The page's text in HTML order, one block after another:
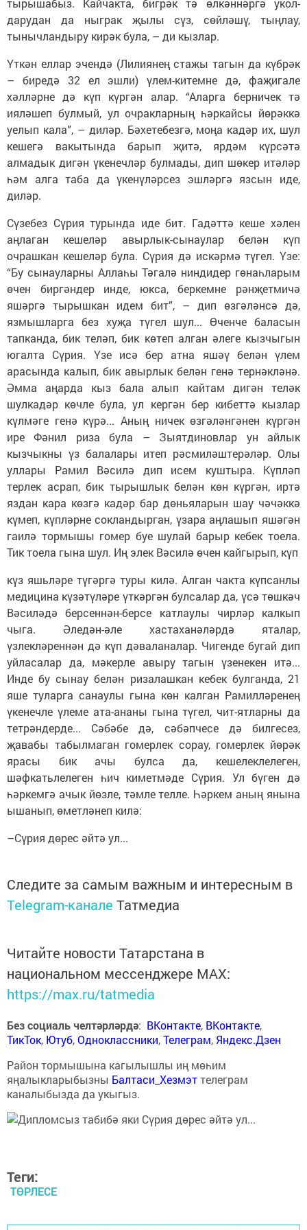
тырышабыз. Кайчакта, бигрәк тә өлкәннәргә укол-
дарудан да ныграк җылы сүз, сөйләшү, тыңлау,
тынычландыру кирәк була, – ди кызлар.
Үткән еллар эчендә (Лилиянең стажы тагын да күбрәк
– биредә 32 ел эшли) үлем-китемне дә, фаҗигале
хәлләрне дә күп күргән алар. “Аларга берничек тә
ияләшеп булмый, ул очракларның һәркайсы йөрәккә
уелып кала”, – диләр. Бәхетебезгә, моңа кадәр их, шул
кешегә вакытында барып җитә, ярдәм күрсәтә
алмадык дигән үкенечләр булмады, дип шөкер итәләр
һәм алга таба да үкенүләрсез эшләргә язсын иде,
диләр.
Сүзебез Сүрия турында иде бит. Гадәттә кеше хәлен
аңлаган кешеләр авырлык-сынаулар белән күп
очрашкан кешеләр була. Сүрия дә искәрмә түгел. Үзе:
“Бу сынауларны Аллаһы Тәгалә ниндидер гөнаһларым
өчен биргәндер инде, юкса, беркемне рәнҗетмичә
яшәргә тырышкан идем бит”, – дип өзгәләнсә дә,
язмышларга без хуҗа түгел шул... Өченче баласын
тапканда, бик теләп, бик көтеп алган әлеге кызчыгын
югалта Сүрия. Үзе исә бер атна яшәү белән үлем
арасында калып, бик авырлык белән генә тернәкләнә.
Әмма аңарда кыз бала алып кайтам дигән теләк
шулкадәр көчле була, ул кергән бер кибеттә кызлар
күлмәге генә күрә... Аның ничек өзгәләнгәнен күргән
ире Фәнил риза була – Зыятдиновлар ун айлык
кызчыкны үз балалары итеп рәсмиләштерәләр. Олы
уллары Рамил Вәсилә дип исем куштыра. Күпләп
терлек асрап, бик тырышлык белән көн күргән, иртә
яздан кара көзгә кадәр бар дөньяларын шау чәчәккә
күмеп, күпләрне сокландырган, үзара аңлашып яшәгән
гаилә тормышы гомер буе шулай барыр кебек тоела.
Тик тоела гына шул. Иң элек Вәсилә өчен кайгырып, күп
күз яшьләре түгәргә туры килә. Алган чакта күпсанлы
медицина күзәтүләре үткәргән булсалар да, үсә төшкәч
Вәсиләдә берсеннән-берсе катлаулы чирләр калкып
чыга. Әледән-әле хастаханәләрдә яталар,
үзлекләреннән дә күп дәваланалар. Чигенде бугай дип
уйласалар да, мәкерле авыру тагын үзенекен итә...
Инде бу сынау белән ризалашкан кебек булганда, 21
яше туларга санаулы гына көн калган Рамилләренең
үкенечле үлеме ата-ананы гына түгел, чит-ятларны да
тетрәндерде... Сәбәбе дә, сәбәпчесе дә билгесез,
җавабы табылмаган гомерлек сорау, гомерлек йөрәк
ярасы бик ачы булса да, кешелеклелеген,
шәфкатьлелеген һич киметмәде Сүрия. Ул бүген дә
һәркемгә ачык йөзле, тәмле телле. Һәркем аның янына
ышанып, өметләнеп килә:
–Сүрия дөрес әйтә ул...
Следите за самым важным и интересным в
Telegram-канале Татмедиа
Читайте новости Татарстана в
национальном мессенджере MАХ:
https://max.ru/tatmedia
Без социаль челтәрләрдә: ВКонтакте, ВКонтакте,
ТикТок, Ютуб,Одноклассники,Телеграм, Яндекс.Дзен
Район тормышына кагылышлы иң мөһим
яңалыкларыбызны Балтаси_Хезмэттелеграм
каналыбызда да укыгыз.
Теги:
ТӨРЛЕСЕ